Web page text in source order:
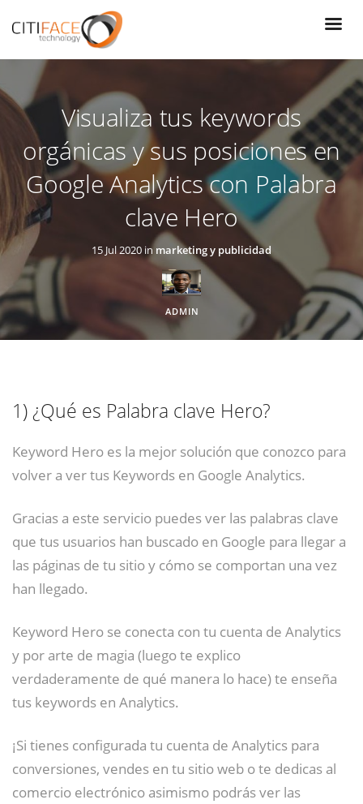
contenido
principal
Visualiza tus keywords
orgánicas y sus posiciones en
Google Analytics con Palabra
clave Hero
15 Jul 2020 in marketing y publicidad
ADMIN
1)¿Qué es Palabra clave Hero?
Keyword Hero es la mejor solución que conozco para
volver a ver tus Keywords en Google Analytics.
Gracias a este servicio puedes ver las palabras clave
que tus usuarios han buscado en Google para llegar a
las páginas de tu sitio y cómo se comportan una vez
han llegado.
Keyword Hero se conecta con tu cuenta de Analytics
y por arte de magia (luego te explico
verdaderamente de qué manera lo hace) te enseña
tus keywords en Analytics.
¡Si tienes configurada tu cuenta de Analytics para
conversiones, vendes en tu sitio web o te dedicas al
comercio electrónico asimismo podrás ver las